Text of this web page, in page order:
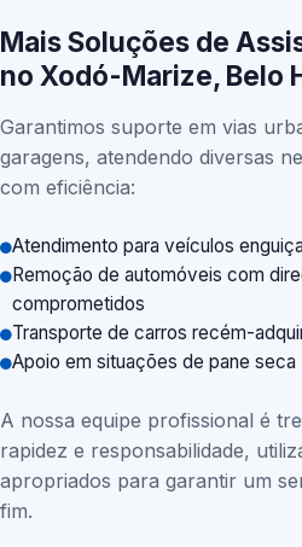
Mais Soluções de
no Xodó-Marize, Belo
Garantimos suporte em vias
garagens, atendendo diversas
com eficiência:
Atendimento para veículos
Remoção de automóveis com
comprometidos
Transporte de carros recém-
Apoio em situações de pane seca
A nossa equipe profissional é
rapidez e responsabilidade,
apropriados para garantir um
fim.